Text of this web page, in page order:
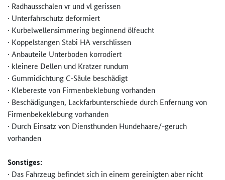
· Radhausschalen vr und vl gerissen
· Unterfahrschutz deformiert
· Kurbelwellensimmering beginnend ölfeucht
· Koppelstangen Stabi HA verschlissen
· Anbauteile Unterboden korrodiert
· kleinere Dellen und Kratzer rundum
· Gummidichtung C-Säule beschädigt
· Klebereste von Firmenbeklebung vorhanden
· Beschädigungen, Lackfarbunterschiede durch Enfernung von
Firmenbekeklebung vorhanden
· Durch Einsatz von Diensthunden Hundehaare/-geruch
vorhanden
Sonstiges:
· Das Fahrzeug befindet sich in einem gereinigten aber nicht